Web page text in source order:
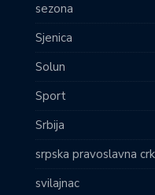
sezona
Sjenica
Solun
Sport
Srbija
srpska pravoslavna
svilajnac